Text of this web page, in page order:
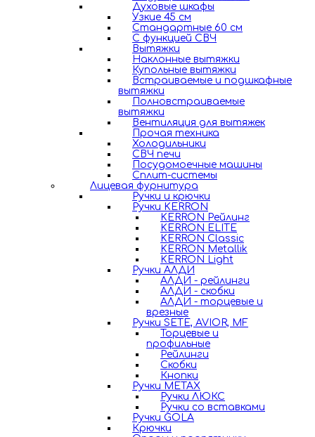
Духовые шкафы
Узкие 45 см
Стандартные 60 см
С функцией СВЧ
Вытяжки
Наклонные вытяжки
Купольные вытяжки
Встраиваемые и подшкафные
вытяжки
Полновстраиваемые
вытяжки
Вентиляция для вытяжек
Прочая техника
Холодильники
СВЧ печи
Посудомоечные машины
Сплит-системы
Лицевая фурнитура
Ручки и крючки
Ручки KERRON
KERRON Рейлинг
KERRON ELITE
KERRON Classic
KERRON Metallik
KERRON Light
Ручки АЛДИ
АЛДИ - рейлинги
АЛДИ - скобки
АЛДИ - торцевые и
врезные
Ручки SETE, AVIOR, MF
Торцевые и
профильные
Рейлинги
Скобки
Кнопки
Ручки METAX
Ручки ЛЮКС
Ручки со вставками
Ручки GOLA
Крючки